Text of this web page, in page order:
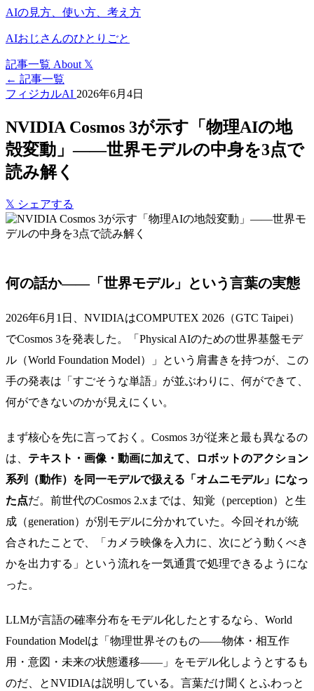
AIの見方、使い方、考え方
AIおじさんのひとりごと
記事一覧 About 𝕏
← 記事一覧
フィジカルAI 2026年6月4日
NVIDIA Cosmos 3が示す「物理AIの地
殻変動」——世界モデルの中身を3点で
読み解く
𝕏 シェアする
何の話か——「世界モデル」という言葉の実態
2026年6月1日、NVIDIAはCOMPUTEX 2026（GTC Taipei）
でCosmos 3を発表した。「Physical AIのための世界基盤モデ
ル（World Foundation Model）」という肩書きを持つが、この
手の発表は「すごそうな単語」が並ぶわりに、何ができて、
何ができないのかが見えにくい。
まず核心を先に言っておく。Cosmos 3が従来と最も異なるの
は、 テキスト・画像・動画に加えて、ロボットのアクション
系列（動作）を同一モデルで扱える「オムニモデル」になっ
た点だ。前世代のCosmos 2.xまでは、知覚（perception）と生
成（generation）が別モデルに分かれていた。今回それが統
合されたことで、「カメラ映像を入力に、次にどう動くべき
かを出力する」という流れを一気通貫で処理できるようにな
った。
LLMが言語の確率分布をモデル化したとするなら、World
Foundation Modelは「物理世界そのもの——物体・相互作
用・意図・未来の状態遷移——」をモデル化しようとするも
のだ、とNVIDIAは説明している。言葉だけ聞くとふわっと